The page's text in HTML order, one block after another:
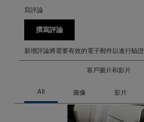
寫評論
撰寫評論
新增評論將需要有效的電子郵件以進行驗證
客戶圖片和影片